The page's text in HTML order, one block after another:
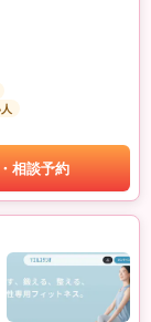
相談予約